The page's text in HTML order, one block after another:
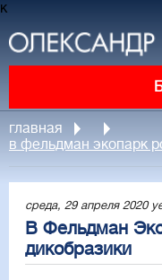
к
главная
в фельдман экопарк
среда, 29 апреля 2020
В Фельдман
дикобразики